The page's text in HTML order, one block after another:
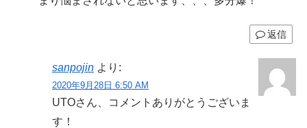
返信
sanpojin より:
2020年9月28日 6:50 AM
UTOさん、コメントありがとうございま
す！